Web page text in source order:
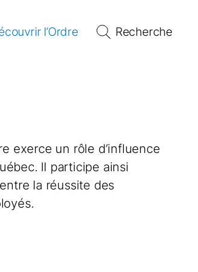
l’Ordre Recherche
exerce un rôle d’influence
Il participe ainsi
la réussite des